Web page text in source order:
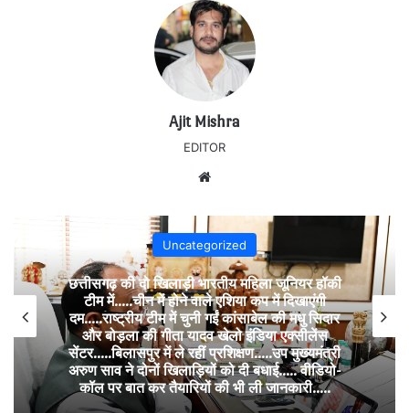
Ajit Mishra
EDITOR
Uncategorized
निर्माणाधीन मकान में करंट का कहर….दो की दर्दनाक
मौत, जांच में जुटी पुलिस,